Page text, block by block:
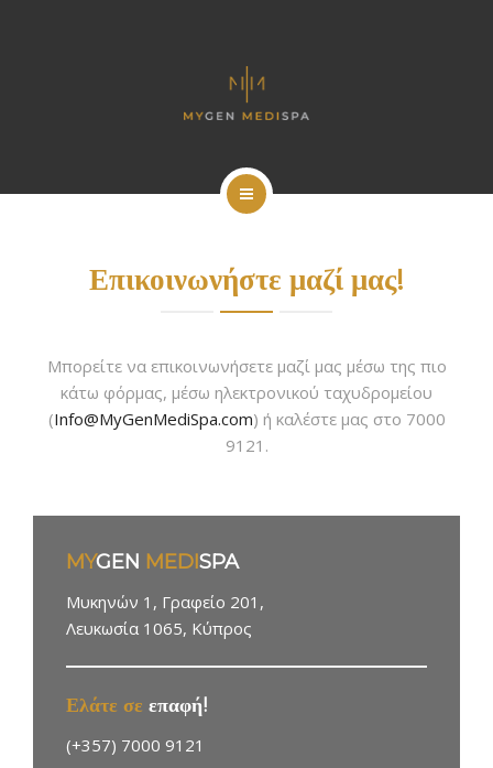
ΠΟΙΟΙ ΕΙΜΑΣΤΕ
ΕΠΙΚΟΙΝΩΝΙΑ
ΚΡΑΤΗΣΗ
Επικοινωνήστε μαζί μας!
Μπορείτε να επικοινωνήσετε μαζί μας μέσω της πιο
κάτω φόρμας, μέσω ηλεκτρονικού ταχυδρομείου
(Info@MyGenMediSpa.com) ή καλέστε μας στο 7000
9121.
MYGEN MEDISPA
Μυκηνών 1, Γραφείο 201,
Λευκωσία 1065, Κύπρος
Ελάτε σε επαφή!
(+357) 7000 9121